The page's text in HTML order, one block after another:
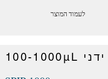
לעמוד המוצר
100-1000 μL